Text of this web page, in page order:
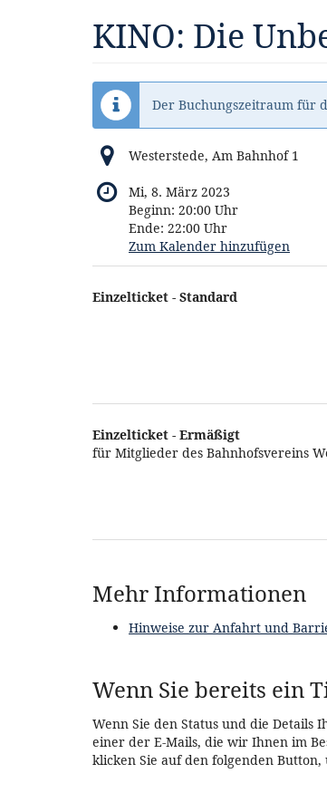
KINO: Die
Der Buchungszeitraum für
Westerstede, Am Bahnhof 1
Mi, 8. März 2023
Beginn: 20:00 Uhr
Ende: 22:00 Uhr
Zum Kalender hinzufügen
Produkte
Einzelticket - Standard
Einzelticket - Ermäßigt
für Mitglieder des Bahnhofsvereins
Mehr Informationen
Hinweise zur Anfahrt und
Wenn Sie bereits ein
Wenn Sie den Status und die
einer der E-Mails, die wir Ihnen im
klicken Sie auf den folgenden